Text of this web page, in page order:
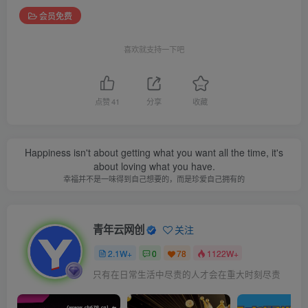
会员免费
喜欢就支持一下吧
点赞41 分享 收藏
Happiness isn't about getting what you want all the time, it's
about loving what you have.
幸福并不是一味得到自己想要的，而是珍爱自己拥有的
青年云网创 关注
2.1W+ 0 78 1122W+
只有在日常生活中尽责的人才会在重大时刻尽责